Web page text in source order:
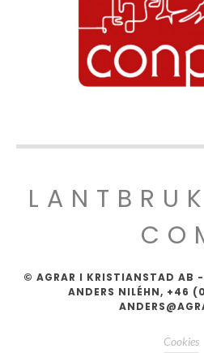
© AGRAR I KRISTIANSTAD AB
ANDERS NILÉHN, +46
Cookies